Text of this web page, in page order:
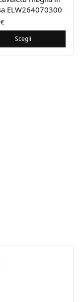
ELW264070300
€
Scegli